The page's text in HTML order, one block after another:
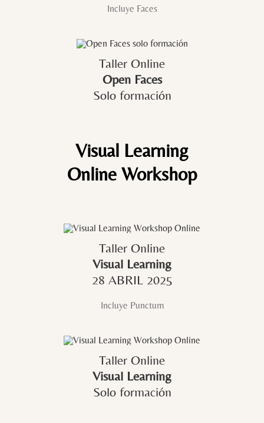
Incluye Faces
Taller Online
Open Faces
Solo formación
Visual Learning
Online Workshop
Taller Online
Visual Learning
28 ABRIL 2025
Incluye Punctum
Taller Online
Visual Learning
Solo formación